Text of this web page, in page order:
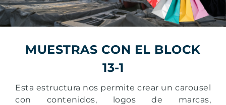
MUESTRAS CON EL BLOCK
13-1
Esta estructura nos permite crear un carousel
con contenidos, logos de marcas,